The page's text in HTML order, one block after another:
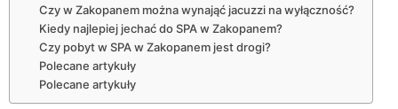
Czy w Zakopanem można wynająć jacuzzi na wyłączność?
Kiedy najlepiej jechać do SPA w Zakopanem?
Czy pobyt w SPA w Zakopanem jest drogi?
Polecane artykuły
Polecane artykuły